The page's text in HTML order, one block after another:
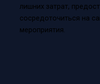
лишних затрат,
сосредоточиться на
мероприятия.